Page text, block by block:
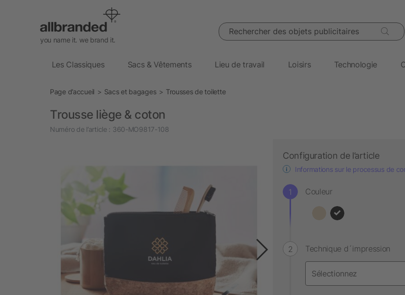
you name it. we brand it.
Rechercher des objets publicitaires
Les Classiques Sacs & Vêtements Lieu de travail Loisirs Technologie
Page d’accueil Sacs et bagages Trousses de toilette
Trousse liège & coton
Numéro de l’article : 360-MO9817-108
Configuration de l’article
Informations sur le processus de
Couleur
Technique d´impression